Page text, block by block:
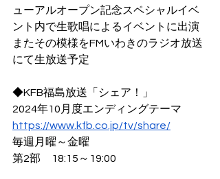
ューアルオープン記念スペシャルイベ
ント内で生歌唱によるイベントに出演
またその模様をFMいわきのラジオ放送
にて生放送予定
◆KFB福島放送「シェア！」
2024年10月度エンディングテーマ
https://www.kfb.co.jp/tv/share/
毎週月曜～金曜
第2部　18:15～19:00